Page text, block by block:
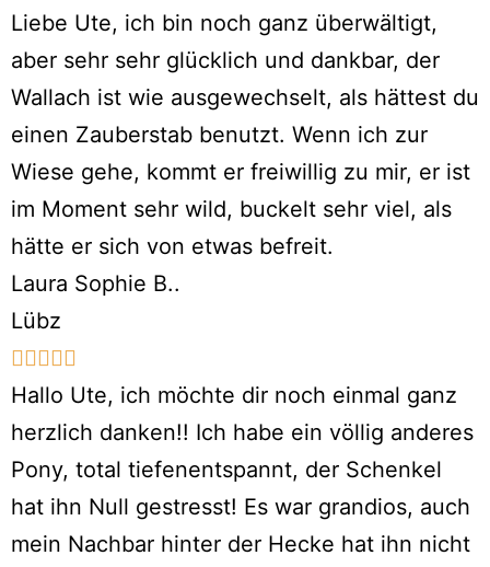
Liebe Ute, ich bin noch ganz überwältigt,
aber sehr sehr glücklich und dankbar, der
Wallach ist wie ausgewechselt, als hättest du
einen Zauberstab benutzt. Wenn ich zur
Wiese gehe, kommt er freiwillig zu mir, er ist
im Moment sehr wild, buckelt sehr viel, als
hätte er sich von etwas befreit.
Laura Sophie B..
Lübz

Hallo Ute, ich möchte dir noch einmal ganz
herzlich danken!! Ich habe ein völlig anderes
Pony, total tiefenentspannt, der Schenkel
hat ihn Null gestresst! Es war grandios, auch
mein Nachbar hinter der Hecke hat ihn nicht